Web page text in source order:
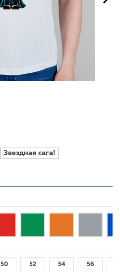
Звездная сага!
50 52 54 56